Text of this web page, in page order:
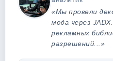
«Мы провели
мода через
рекламных
разрешений...»